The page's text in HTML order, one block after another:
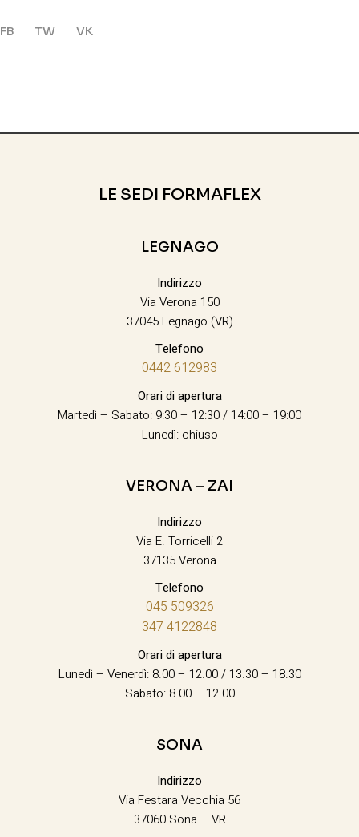
FB TW VK
LE SEDI FORMAFLEX
LEGNAGO
Indirizzo
Via Verona 150
37045 Legnago (VR)
Telefono
0442 612983
Orari di apertura
Martedì – Sabato: 9:30 – 12:30 / 14:00 – 19:00
Lunedì: chiuso
VERONA – ZAI
Indirizzo
Via E. Torricelli 2
37135 Verona
Telefono
045 509326
347 4122848
Orari di apertura
Lunedì – Venerdì: 8.00 – 12.00 / 13.30 – 18.30
Sabato: 8.00 – 12.00
SONA
Indirizzo
Via Festara Vecchia 56
37060 Sona – VR